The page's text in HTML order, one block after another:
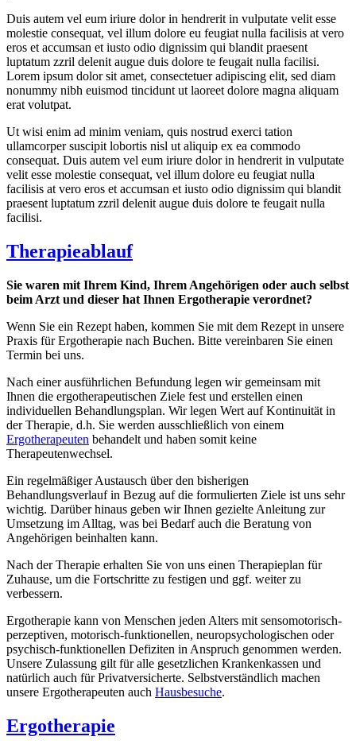
Duis autem vel eum iriure dolor in hendrerit in vulputate velit esse
molestie consequat, vel illum dolore eu feugiat nulla facilisis at vero
eros et accumsan et iusto odio dignissim qui blandit praesent
luptatum zzril delenit augue duis dolore te feugait nulla facilisi.
Lorem ipsum dolor sit amet, consectetuer adipiscing elit, sed diam
nonummy nibh euismod tincidunt ut laoreet dolore magna aliquam
erat volutpat.
Ut wisi enim ad minim veniam, quis nostrud exerci tation
ullamcorper suscipit lobortis nisl ut aliquip ex ea commodo
consequat. Duis autem vel eum iriure dolor in hendrerit in vulputate
velit esse molestie consequat, vel illum dolore eu feugiat nulla
facilisis at vero eros et accumsan et iusto odio dignissim qui blandit
praesent luptatum zzril delenit augue duis dolore te feugait nulla
facilisi.
Therapieablauf
Sie waren mit Ihrem Kind, Ihrem Angehörigen oder auch selbst
beim Arzt und dieser hat Ihnen Ergotherapie verordnet?
Wenn Sie ein Rezept haben, kommen Sie mit dem Rezept in unsere
Praxis für Ergotherapie nach Buchen. Bitte vereinbaren Sie einen
Termin bei uns.
Nach einer ausführlichen Befundung legen wir gemeinsam mit
Ihnen die ergotherapeutischen Ziele fest und erstellen einen
individuellen Behandlungsplan. Wir legen Wert auf Kontinuität in
der Therapie, d.h. Sie werden ausschließlich von einem
Ergotherapeuten behandelt und haben somit keine
Therapeutenwechsel.
Ein regelmäßiger Austausch über den bisherigen
Behandlungsverlauf in Bezug auf die formulierten Ziele ist uns sehr
wichtig. Darüber hinaus geben wir Ihnen gezielte Anleitung zur
Umsetzung im Alltag, was bei Bedarf auch die Beratung von
Angehörigen beinhalten kann.
Nach der Therapie erhalten Sie von uns einen Therapieplan für
Zuhause, um die Fortschritte zu festigen und ggf. weiter zu
verbessern.
Ergotherapie kann von Menschen jeden Alters mit sensomotorisch-
perzeptiven, motorisch-funktionellen, neuropsychologischen oder
psychisch-funktionellen Defiziten in Anspruch genommen werden.
Unsere Zulassung gilt für alle gesetzlichen Krankenkassen und
natürlich auch für Privatversicherte. Selbstverständlich machen
unsere Ergotherapeuten auch Hausbesuche.
Ergotherapie